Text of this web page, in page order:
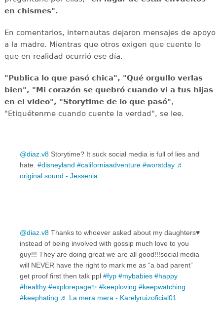
en chismes".
En comentarios, internautas dejaron mensajes de apoyo
a la madre. Mientras que otros exigen que cuente lo
que en realidad ocurrió ese día.
"Publica lo que pasó chica", "Qué orgullo verlas
bien", "Mi corazón se quebró cuando vi a tus hijas
en el video", "Storytime de lo que pasó",
"Etiquétenme cuando cuente la verdad", se lee.
@diaz.v8 Storytime? It suck social media is full of lies and
hate. #disneyland #californiaadventure #worstday ♬
original sound - Jessenia
@diaz.v8 Thanks to whoever asked about my daughters‍‍♥️
instead of being involved with gossip much love to you
guy!!! They are doing great we are all good!!!social media
will NEVER have the right to mark me as “a bad parent”
get proof first then talk ppl #fyp #mybabies #happy
#healthy #explorepage✨ #keeploving #keepwatching
#keephating ♬ La mera mera - Karelyruizoficial01